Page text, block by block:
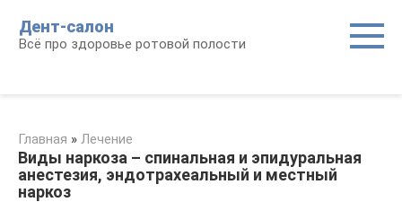
контенту
Дент-салон
Всё про здоровье ротовой полости
Главная » Лечение
Виды наркоза – спинальная и эпидуральная
анестезия, эндотрахеальный и местный
наркоз